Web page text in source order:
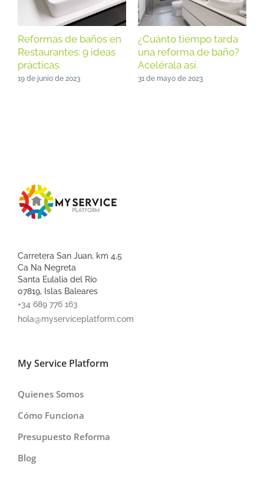
Reformas de baños en
Restaurantes: 9 ideas
prácticas.
19 de junio de 2023
¿Cuánto tiempo tarda
una reforma de baño?
Acelérala así.
31 de mayo de 2023
Carretera San Juan, km 4,5
Ca Na Negreta
Santa Eulalia del Río
07819, Islas Baleares
+34 689 776 163
hola@myserviceplatform.com
My Service Platform
Quienes Somos
Cómo Funciona
Presupuesto Reforma
Blog